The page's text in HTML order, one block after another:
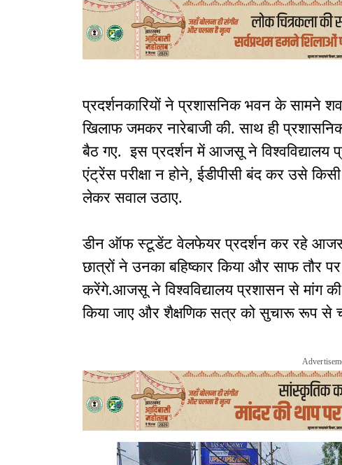
प्रदर्शनकारियों ने प्रशासनिक भवन के सामने
खिलाफ जमकर नारेबाजी की. साथ ही
बैठ गए. इस प्रदर्शन में आजसू ने विश्वविद्यालय
एंट्रेंस परीक्षा न होने, ईडीपीसी बंद कर उसे
लेकर सवाल उठाए.
डीन ऑफ स्टूडेंट वेलफेयर प्रदर्शन कर रहे
छात्रों ने उनका बहिष्कार किया और साफ तौर
करेंगे.आजसू ने विश्वविद्यालय प्रशासन से मांग
किया जाए और शैक्षणिक सत्र को सुचारू रूप से